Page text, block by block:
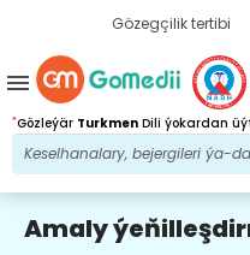
Gözegçilik tertibi
*Gözleýär Turkmen Dili ýokardan
menu
Amaly